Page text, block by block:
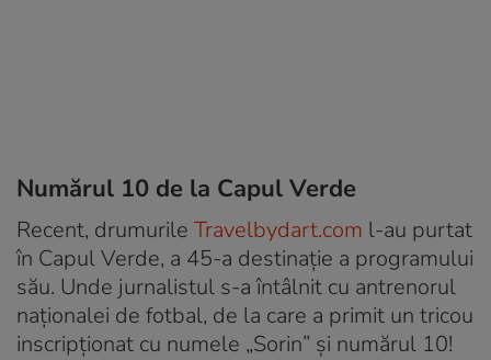
Numărul 10 de la Capul Verde
Recent, drumurile Travelbydart.com l-au purtat
în Capul Verde, a 45-a destinație a programului
său. Unde jurnalistul s-a întâlnit cu antrenorul
naționalei de fotbal, de la care a primit un tricou
inscripționat cu numele „Sorin” și numărul 10!